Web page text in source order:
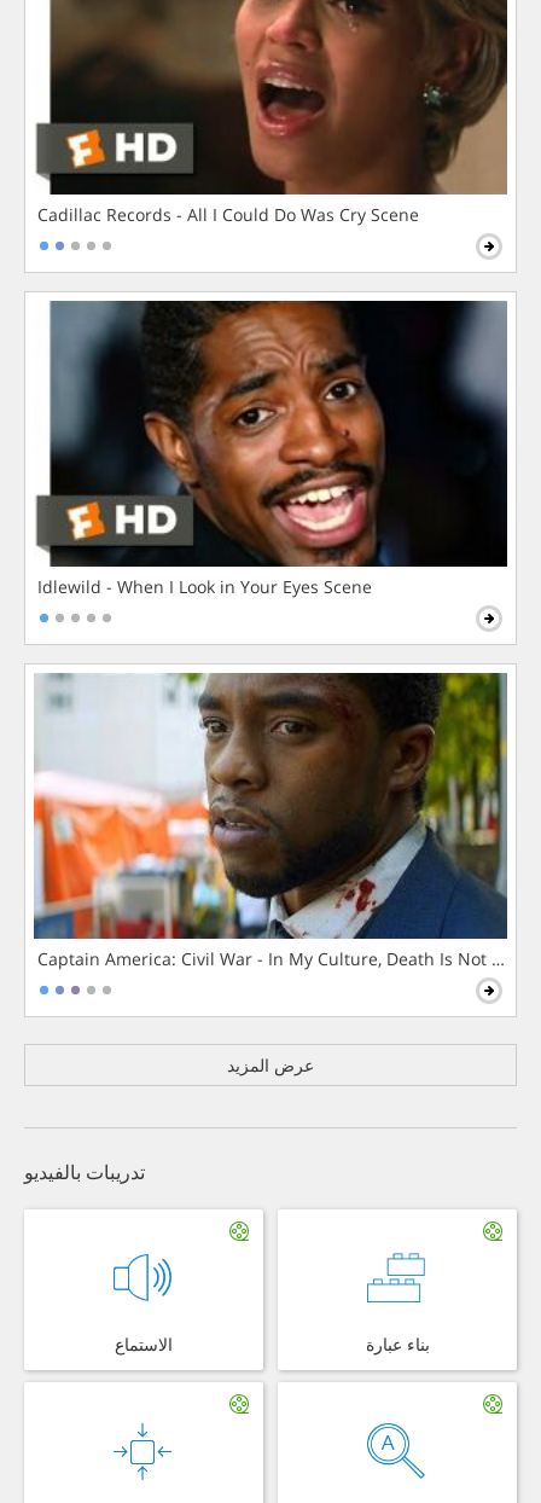
Cadillac Records - All I Could Do Was Cry Scene
Idlewild - When I Look in Your Eyes Scene
Captain America: Civil War - In My Culture, Death Is Not The
عرض المزيد
تدريبات بالفيديو
الاستماع بناء عبارة